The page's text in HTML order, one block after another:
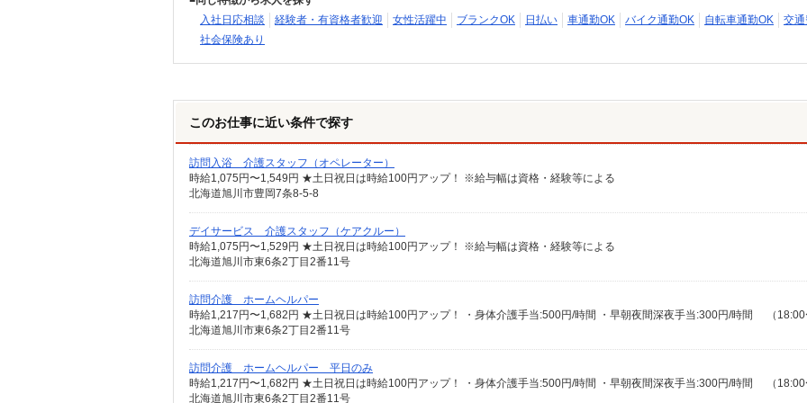
入社日応相談
経験者・有資格者歓迎 女性活躍中 ブランクOK 日払い 車通勤OK バイク通勤OK 自転車通勤OK
交
社会保険あり
このお仕事に近い条件で探す
訪問入浴 介護スタッフ（オペレーター）
時給1,075円〜1,549円 ★土日祝日は時給100円アップ！ ※給与幅は資格・経験等による
北海道旭川市豊岡7条8-5-8
デイサービス 介護スタッフ（ケアクルー）
時給1,075円〜1,529円 ★土日祝日は時給100円アップ！ ※給与幅は資格・経験等による
北海道旭川市東6条2丁目2番11号
訪問介護 ホームヘルパー
北海道旭川市東6条2丁目2番11号
訪問介護 ホームヘルパー 平日のみ
北海道旭川市東6条2丁目2番11号